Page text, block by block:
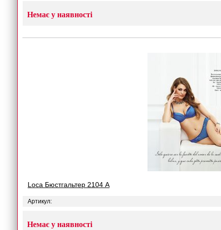
Немає у наявності
Loca Бюстгальтер 2104 A
Артикул:
Немає у наявності